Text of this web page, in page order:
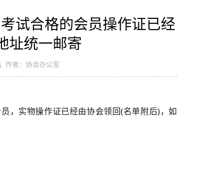
试合格的会员操作证已经
址统一邮寄
作者：协会办公室
实物操作证已经由协会领回(名单附后)，如